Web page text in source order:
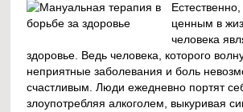
ценным в
человека
здоровье. Ведь человека, которого
неприятные заболевания и боль
счастливым. Люди ежедневно портят
злоупотребляя алкоголем, выкуривая